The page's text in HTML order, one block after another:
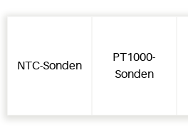
NTC-Sonden
PT1000-
Sonden